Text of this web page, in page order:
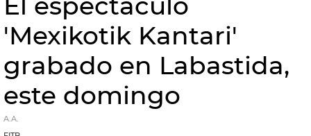
'Mexikotik Kantari'
grabado en Labastida,
este domingo
A.A.